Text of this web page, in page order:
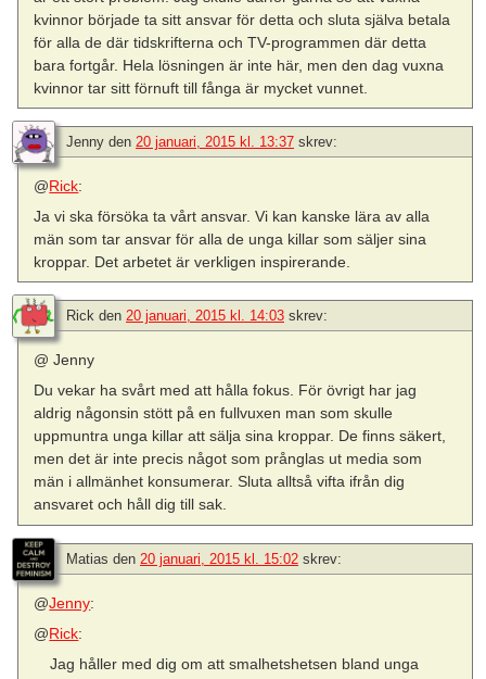
kvinnor började ta sitt ansvar för detta och sluta själva betala
för alla de där tidskrifterna och TV-programmen där detta
bara fortgår. Hela lösningen är inte här, men den dag vuxna
kvinnor tar sitt förnuft till fånga är mycket vunnet.
Jenny den 20 januari, 2015 kl. 13:37 skrev:
@Rick:
Ja vi ska försöka ta vårt ansvar. Vi kan kanske lära av alla
män som tar ansvar för alla de unga killar som säljer sina
kroppar. Det arbetet är verkligen inspirerande.
Rick den 20 januari, 2015 kl. 14:03 skrev:
@ Jenny
Du vekar ha svårt med att hålla fokus. För övrigt har jag
aldrig någonsin stött på en fullvuxen man som skulle
uppmuntra unga killar att sälja sina kroppar. De finns säkert,
men det är inte precis något som prånglas ut media som
män i allmänhet konsumerar. Sluta alltså vifta ifrån dig
ansvaret och håll dig till sak.
Matias den 20 januari, 2015 kl. 15:02 skrev:
@Jenny:
@Rick:
Jag håller med dig om att smalhetshetsen bland unga